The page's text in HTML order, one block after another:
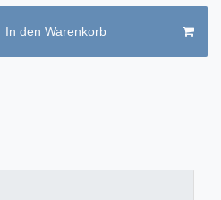
In den Warenkorb